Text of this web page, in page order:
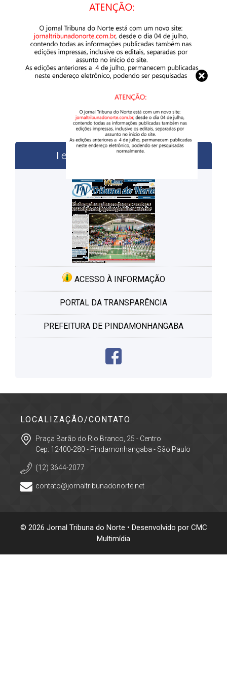
edições anteriores
ACESSO À INFORMAÇÃO
PORTAL DA TRANSPARÊNCIA
PREFEITURA DE PINDAMONHANGABA
LOCALIZAÇÃO/CONTATO
Praça Barão do Rio Branco, 25 - Centro
Cep: 12400-280 - Pindamonhangaba - São Paulo
(12) 3644-2077
contato@jornaltribunadonorte.net
© 2026 Jornal Tribuna do Norte • Desenvolvido por CMC
Multimídia